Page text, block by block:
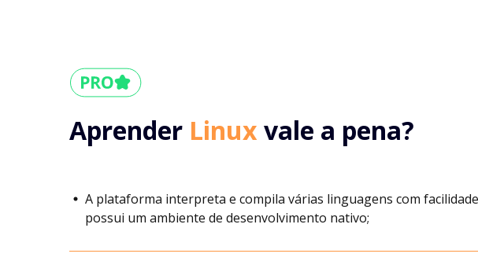
Aprender Linux vale a pena?
A plataforma interpreta e compila várias linguagens com
possui um ambiente de desenvolvimento nativo;